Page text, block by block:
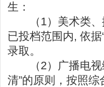
生：
（1）美术类、
已投档范围内, 依
录取。
（2）广播电视
清”的原则，按照